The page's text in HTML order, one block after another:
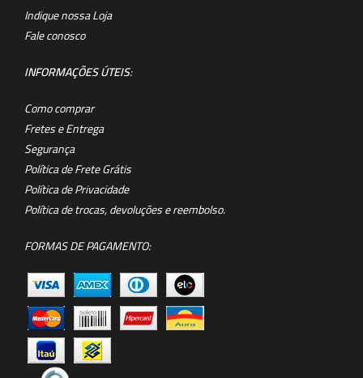
Indique nossa Loja
Fale conosco
INFORMAÇÕES ÚTEIS:
Como comprar
Fretes e Entrega
Segurança
Política de Frete Grátis
Política de Privacidade
Política de trocas, devoluções e reembolso.
FORMAS DE PAGAMENTO: